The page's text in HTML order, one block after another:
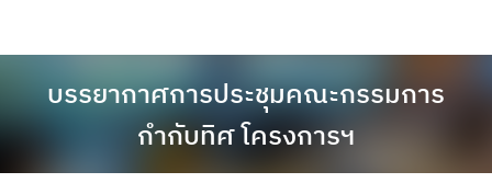
บรรยากาศการประชุมคณะกรรมการ
กำกับทิศ โครงการฯ